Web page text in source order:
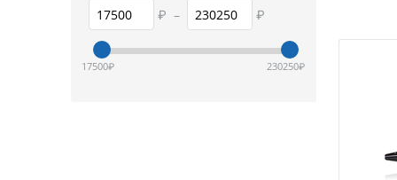
₽ – ₽
17500₽ 230250₽